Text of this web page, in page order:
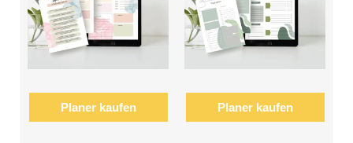
Planer kaufen Planer kaufen